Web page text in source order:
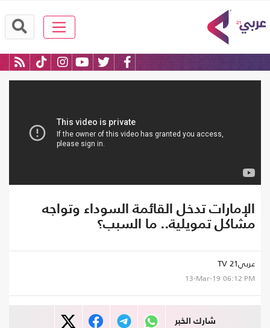
الإمارات تدخل القائمة السوداء وتواجه
مشاكل تمويلية.. ما السبب؟
عربي21 TV
13-Mar-19 06:12 PM
شارك الخبر